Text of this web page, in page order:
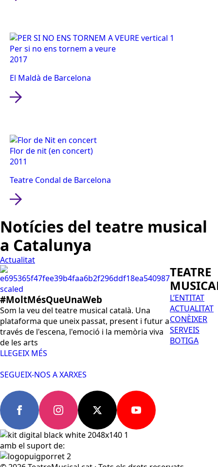
Per si no ens tornem a veure
2017
El Maldà de Barcelona
Flor de nit (en concert)
2011
Teatre Condal de Barcelona
Notícies del teatre musical
a Catalunya
Actualitat
#MoltMésQueUnaWeb
Som la veu del teatre musical català. Una
plataforma que uneix passat, present i futur a
través de l'escena, l'emoció i la memòria viva
de les arts
TEATRE
L’ENTITAT
ACTUALITAT
CONÈIXER
SERVEIS
BOTIGA
LLEGEIX MÉS
SEGUEIX-NOS A XARXES
amb el suport de: